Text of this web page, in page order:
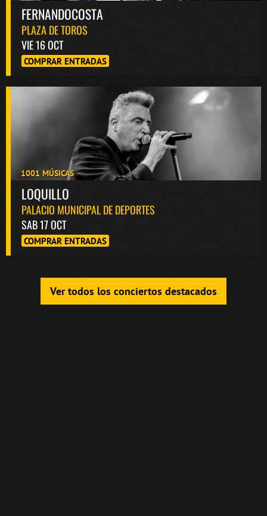
FERNANDOCOSTA
PLAZA DE TOROS
VIE 16 OCT
COMPRAR ENTRADAS
1001 MÚSICAS
LOQUILLO
PALACIO MUNICIPAL DE DEPORTES
SAB 17 OCT
COMPRAR ENTRADAS
Ver todos los conciertos destacados